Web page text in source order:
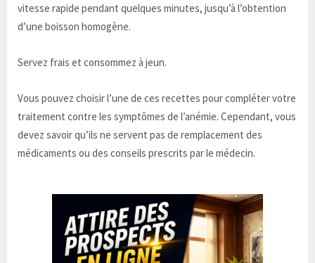
vitesse rapide pendant quelques minutes, jusqu’à l’obtention
d’une boisson homogène.
Servez frais et consommez à jeun.
Vous pouvez choisir l’une de ces recettes pour compléter votre
traitement contre les symptômes de l’anémie. Cependant, vous
devez savoir qu’ils ne servent pas de remplacement des
médicaments ou des conseils prescrits par le médecin.